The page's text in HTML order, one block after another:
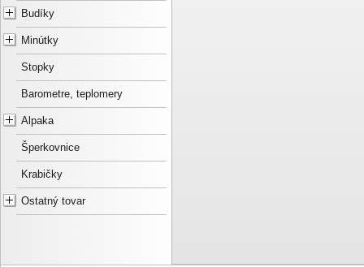
Budíky
Minútky
Stopky
Barometre, teplomery
Alpaka
Šperkovnice
Krabičky
Ostatný tovar